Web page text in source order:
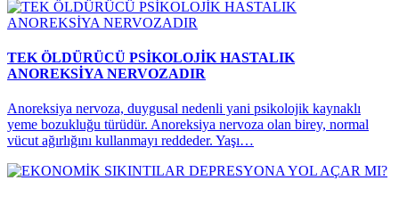
TEK ÖLDÜRÜCÜ PSİKOLOJİK HASTALIK
ANOREKSİYA NERVOZADIR
Anoreksiya nervoza, duygusal nedenli yani psikolojik kaynaklı
yeme bozukluğu türüdür. Anoreksiya nervoza olan birey, normal
vücut ağırlığını kullanmayı reddeder. Yaşı…